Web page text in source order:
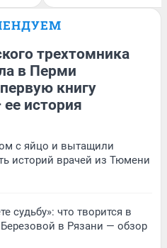
трехтомника
в Перми
книгу
история
с яйцо и вытащили
историй врачей из Тюмени
судьбу»: что творится в
в Рязани — обзор